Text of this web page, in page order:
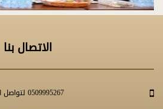
الاتصال بنا
0509995267 لتواصل النساء